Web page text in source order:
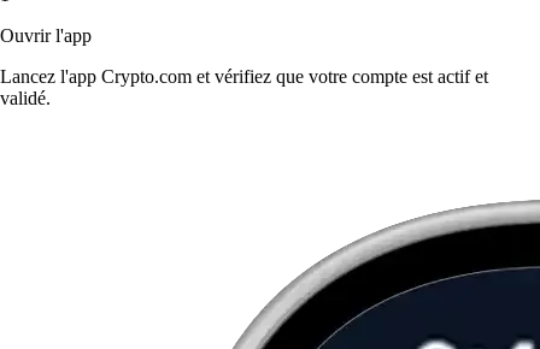
Ouvrir l'app
Lancez l'app Crypto.com et vérifiez que votre compte est actif et
validé.